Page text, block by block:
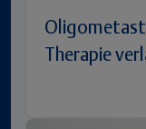
Therapie